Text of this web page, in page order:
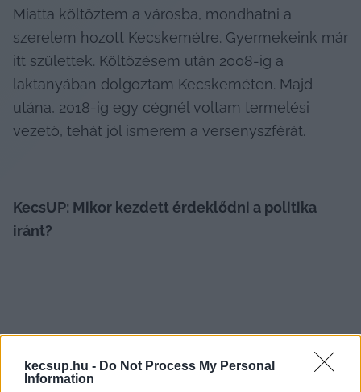
kecsup.hu - Do Not Process My Personal
Information
Miatta költöztem a városba, mondhatni a
szerelem hozott Kecskemétre. Gyermekeink már
itt születtek. Költözésem után 2008-ig a
laktanyában dolgoztam Kecskeméten. Majd
utána, 2018-ig egy cégnél voltam termelési
vezető, tehát jól ismerem a versenyszférát.
KecsUP: Mikor kezdett érdeklődni a politika
iránt?
Lejer Zoltán : A honvédségi évek alatt nem